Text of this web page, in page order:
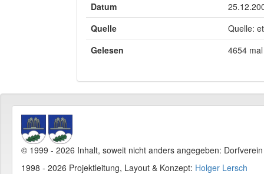
Datum
Quelle
Quelle:
Gelesen
4654 mal
© 1999 - 2026 Inhalt, soweit nicht anders angegeben:
1998 - 2026 Projektleitung, Layout & Konzept: Holger Lersch